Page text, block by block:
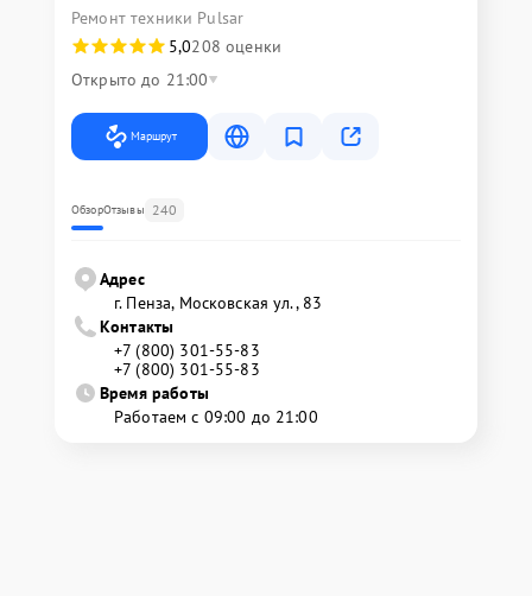
Ремонт техники Pulsar
5,0208 оценки
Открыто до 21:00
Маршрут
ОбзорОтзывы 240
Адрес
г. Пенза, Московская ул., 83
Контакты
+7 (800) 301-55-83
+7 (800) 301-55-83
Время работы
Работаем с 09:00 до 21:00